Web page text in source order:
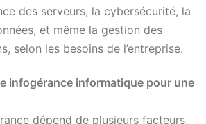
des serveurs, la cybersécurité, la
et même la gestion des
selon les besoins de l’entreprise.
infogérance informatique pour une
dépend de plusieurs facteurs,